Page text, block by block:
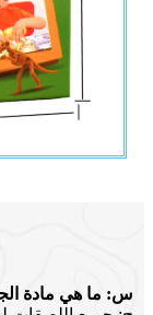
س: ما هي مادة